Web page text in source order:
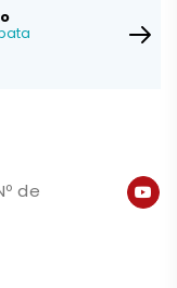
de